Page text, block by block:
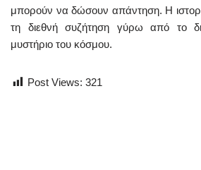
μπορούν να δώσουν απάντηση. Η
τη διεθνή συζήτηση γύρω από το
μυστήριο του κόσμου.
Post Views: 321